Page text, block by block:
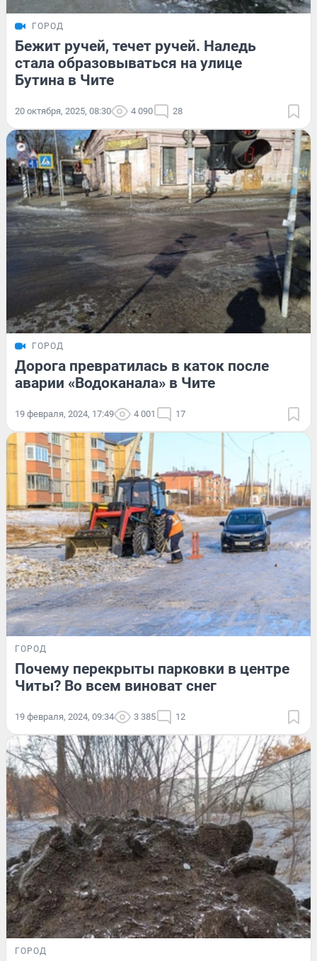
ГОРОД
Бежит ручей, течет ручей. Наледь
стала образовываться на улице
Бутина в Чите
20 октября, 2025, 08:30 4 090 28
ГОРОД
Дорога превратилась в каток после
аварии «Водоканала» в Чите
19 февраля, 2024, 17:49 4 001 17
ГОРОД
Почему перекрыты парковки в центре
Читы? Во всем виноват снег
19 февраля, 2024, 09:34 3 385 12
ГОРОД